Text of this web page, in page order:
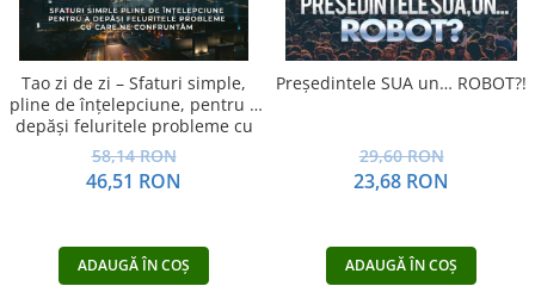
Tao zi de zi – Sfaturi simple,
pline de înțelepciune, pentru a
depăși feluritele probleme cu
care ne confruntăm
58,14 RON
46,51 RON
ADAUGĂ ÎN COȘ
Președintele SUA un… ROBOT?!
29,60 RON
23,68 RON
ADAUGĂ ÎN COȘ